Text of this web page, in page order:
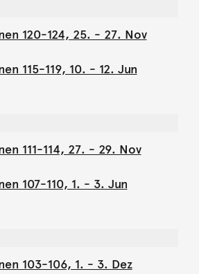
120-124, 25. - 27. Nov
115-119, 10. - 12. Jun
111-114, 27. - 29. Nov
107-110, 1. - 3. Jun
103-106, 1. - 3. Dez